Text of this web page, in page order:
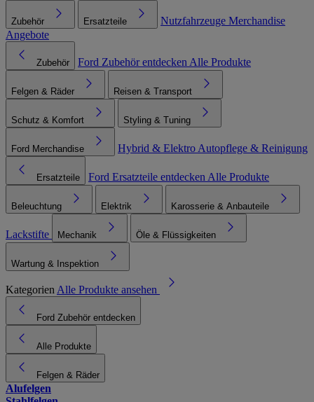
Zubehör Ersatzteile Nutzfahrzeuge Merchandise
Angebote
Zubehör Ford Zubehör entdecken Alle Produkte
Felgen & Räder Reisen & Transport
Schutz & Komfort Styling & Tuning
Ford Merchandise Hybrid & Elektro Autopflege & Reinigung
Ersatzteile Ford Ersatzteile entdecken Alle Produkte
Beleuchtung Elektrik Karosserie & Anbauteile
Lackstifte Mechanik Öle & Flüssigkeiten
Wartung & Inspektion
Kategorien Alle Produkte ansehen
Ford Zubehör entdecken
Alle Produkte
Felgen & Räder
Alufelgen